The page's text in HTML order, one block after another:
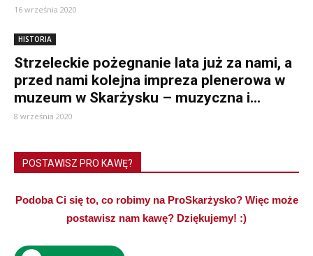
16 września 2020
HISTORIA
Strzeleckie pożegnanie lata już za nami, a
przed nami kolejna impreza plenerowa w
muzeum w Skarżysku – muzyczna i...
8 września 2020
POSTAWISZ PRO KAWĘ?
Podoba Ci się to, co robimy na ProSkarżysko? Więc może
postawisz nam kawę? Dziękujemy! :)